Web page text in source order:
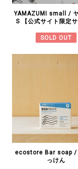
YAMAZUMI small /
S 【公式サイト限定サ
SOLD OUT
ecostore Bar soap /
っけん